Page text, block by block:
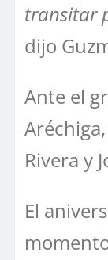
transitar
dijo
Ante el
Rivera y
El